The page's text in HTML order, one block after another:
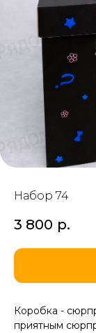
Набор 74
3 800 р.
Коробка -
приятным